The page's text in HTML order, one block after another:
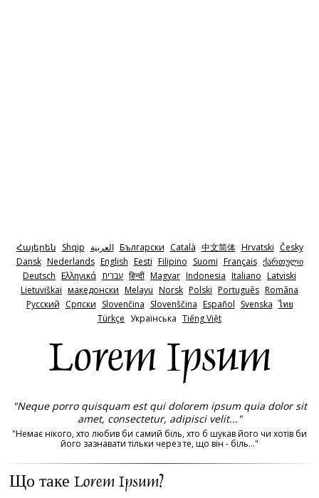
Հայերեն Shqip ‫العربية Български Català 中文简体 Hrvatski Česky
Dansk Nederlands English Eesti Filipino Suomi Français ქართული
Deutsch Ελληνικά ‫עברית हिन्दी Magyar Indonesia Italiano Latviski
Lietuviškai македонски Melayu Norsk Polski Português Româna
Pyccкий Српски Slovenčina Slovenščina Español Svenska ไทย
Türkçe Українська Tiếng Việt
Lorem Ipsum
"Neque porro quisquam est qui dolorem ipsum quia dolor sit
amet, consectetur, adipisci velit..."
"Немає нікого, хто любив би самий біль, хто б шукав його чи хотів би
його зазнавати тільки через те, що він - біль..."
Що таке Lorem Ipsum?